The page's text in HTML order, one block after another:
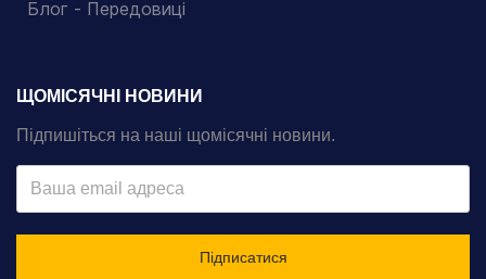
Блог - Передовиці
ЩОМІСЯЧНІ НОВИНИ
Підпишіться на наші щомісячні новини.
Підписатися